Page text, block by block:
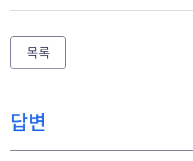
목록
답변